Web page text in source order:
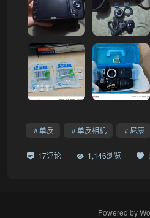
单反 单反相机 尼康
17评论 1,146浏览
Powered by